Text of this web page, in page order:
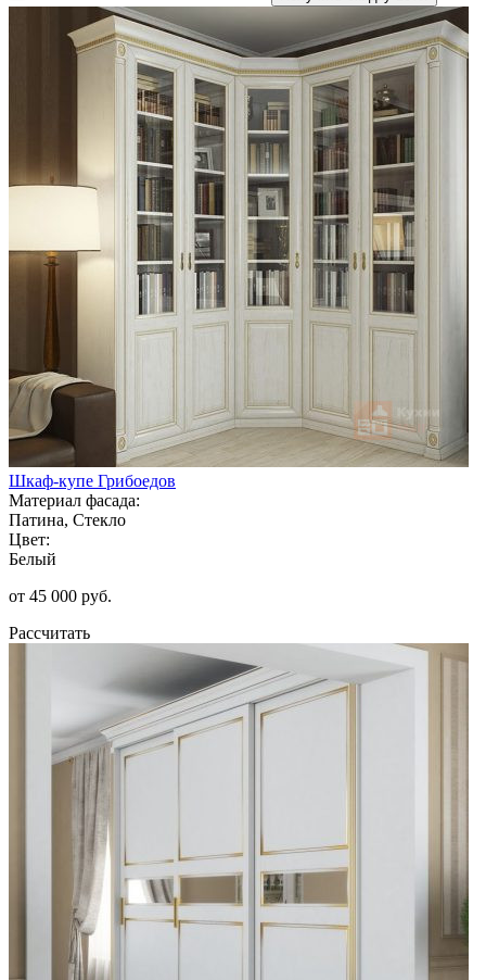
Шкаф-купе Грибоедов
Материал фасада:
Патина, Стекло
Цвет:
Белый
от 45 000 руб.
Рассчитать